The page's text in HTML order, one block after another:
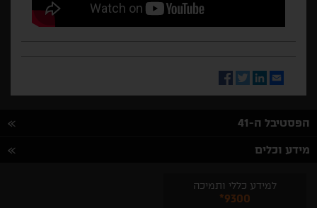
Email
LinkedIn
Twitter
Facebook
הפסטיבל ה-41
מידע וכלים
למידע כללי ותמיכה
*9300